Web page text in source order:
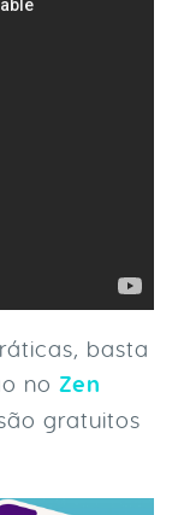
basta
no Zen
gratuitos